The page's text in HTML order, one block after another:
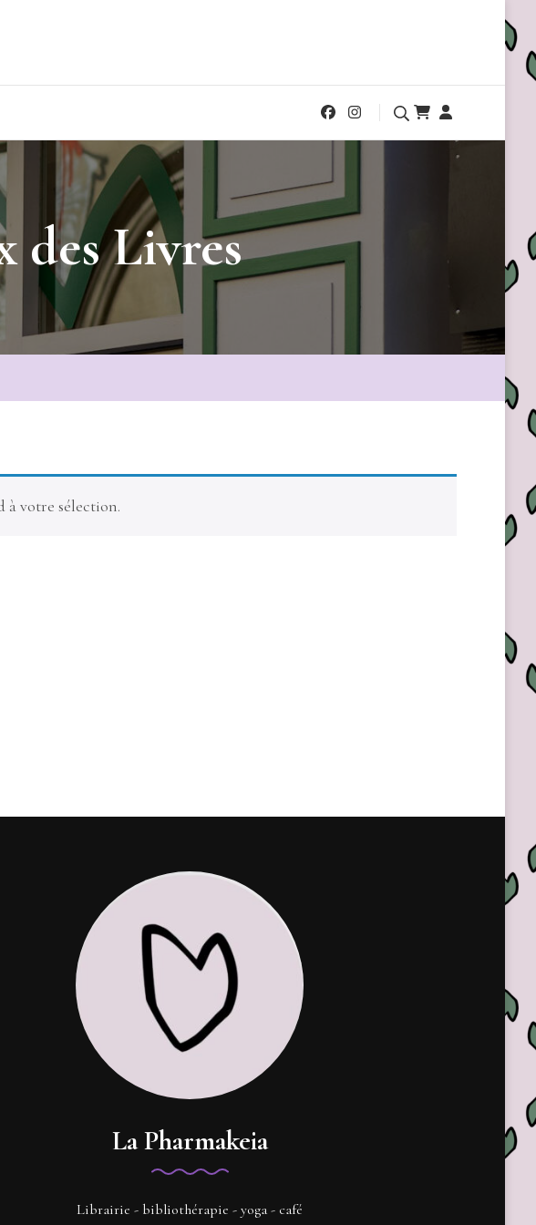
des Livres
votre sélection.
La Pharmakeia
Librairie - bibliothérapie - yoga - café